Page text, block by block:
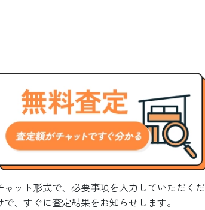
ャット形式で、必要事項を入力していただくだ
で、すぐに査定結果をお知らせします。